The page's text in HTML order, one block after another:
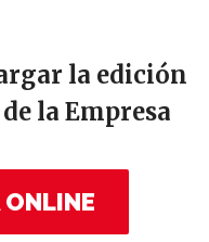
la edición
la Empresa
ONLINE